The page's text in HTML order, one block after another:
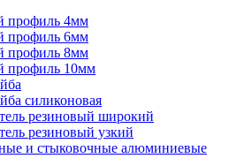
профиль 4мм
профиль 6мм
профиль 8мм
профиль 10мм
силиконовая
резиновый широкий
резиновый узкий
и стыковочные алюминиевые